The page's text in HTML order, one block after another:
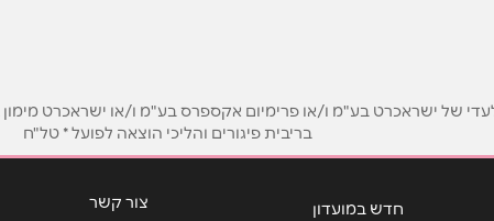
של ישראכרט בע"מ ו/או פרימיום אקספרס בע"מ ו/או ישראכרט מימון
בריבית פיגורים והליכי הוצאה לפועל * טל"ח
חדש במועדון
צור קשר